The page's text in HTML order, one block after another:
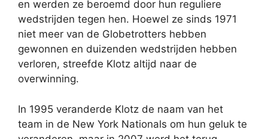
en werden ze beroemd door hun reguliere
wedstrijden tegen hen. Hoewel ze sinds 1971
niet meer van de Globetrotters hebben
gewonnen en duizenden wedstrijden hebben
verloren, streefde Klotz altijd naar de
overwinning.
In 1995 veranderde Klotz de naam van het
team in de New York Nationals om hun geluk te